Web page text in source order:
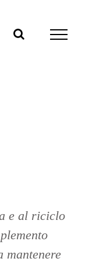
e al riciclo
mantenere